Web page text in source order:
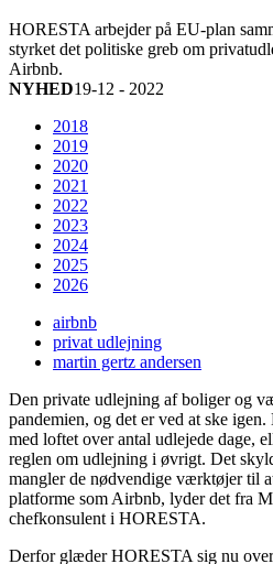
HORESTA arbejder på EU-plan
styrket det politiske greb om
Airbnb.
NYHED19-12 - 2022
2018
2019
2020
2021
2022
2023
2024
2025
2026
airbnb
privat udlejning
martin gertz andersen
Den private udlejning af boliger og
pandemien, og det er ved at ske
med loftet over antal udlejede dage,
reglen om udlejning i øvrigt. Det
mangler de nødvendige værktøjer til
platforme som Airbnb, lyder det fra
chefkonsulent i HORESTA.
Derfor glæder HORESTA sig nu